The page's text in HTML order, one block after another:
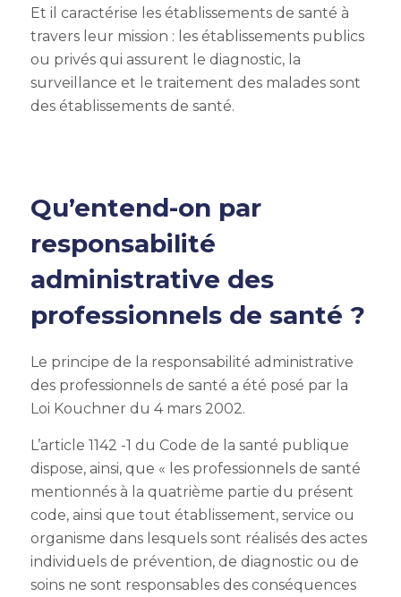
Et il caractérise les établissements de santé à
travers leur mission : les établissements publics
ou privés qui assurent le diagnostic, la
surveillance et le traitement des malades sont
des établissements de santé.
Qu’entend-on par
responsabilité
administrative des
professionnels de santé ?
Le principe de la responsabilité administrative
des professionnels de santé a été posé par la
Loi Kouchner du 4 mars 2002.
L’article 1142 -1 du Code de la santé publique
dispose, ainsi, que « les professionnels de santé
mentionnés à la quatrième partie du présent
code, ainsi que tout établissement, service ou
organisme dans lesquels sont réalisés des actes
individuels de prévention, de diagnostic ou de
soins ne sont responsables des conséquences